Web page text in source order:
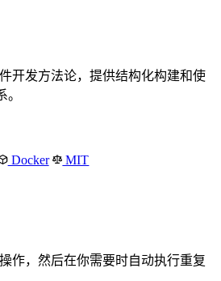
开发方法论，提供结构化构建和使
Docker MIT
作，然后在你需要时自动执行重复